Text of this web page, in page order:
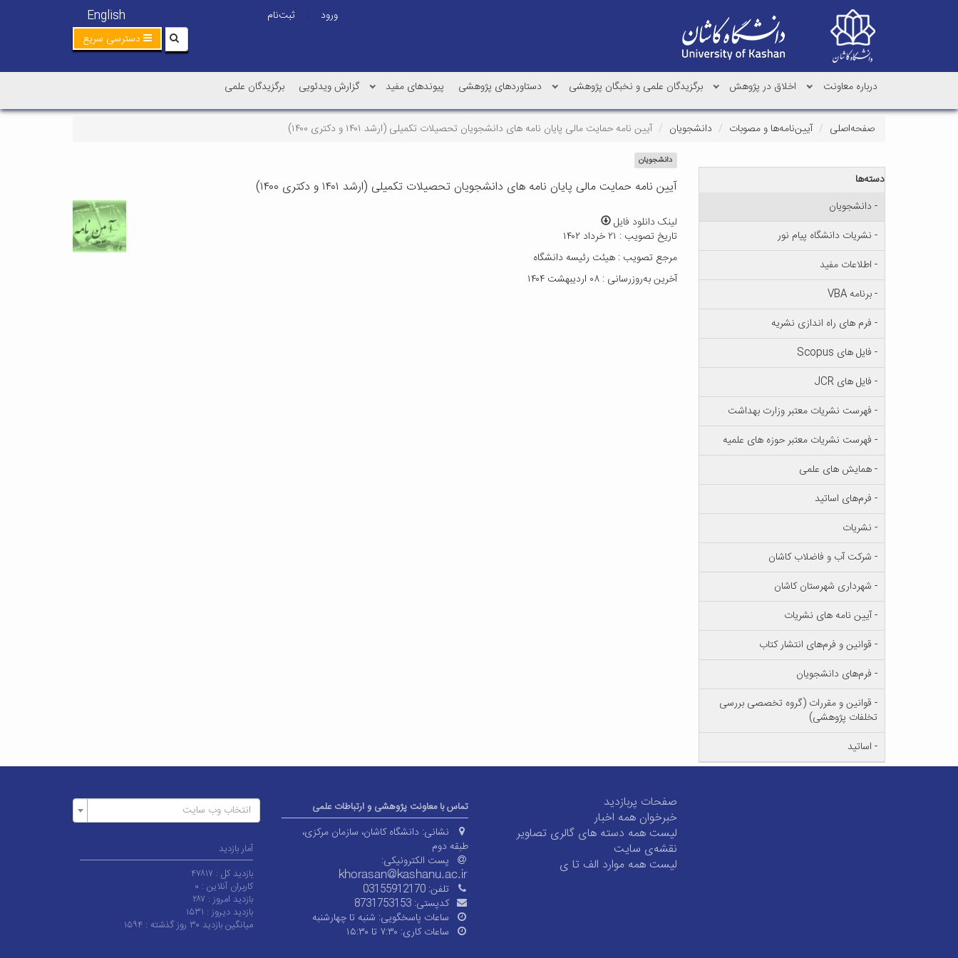
English ورود |
ثبت‌نام
دسترسی سریع
درباره معاونت اخلاق در پژوهش برگزیدگان علمی و نخبگان پژوهشی دستاوردهای پژوهشی پیوندهای مفید گزارش ویدئویی برگزیدگان علمی
صفحه‌اصلی آیین‌نامه‌ها و مصوبات دانشجویان آیین نامه حمایت مالی پایان نامه های دانشجویان تحصیلات تکمیلی (ارشد ۱۴۰۱ و دکتری ۱۴۰۰)
دانشجویان
آیین نامه حمایت مالی پایان نامه های دانشجویان تحصیلات تکمیلی (ارشد ۱۴۰۱ و دکتری ۱۴۰۰)
لینک دانلود فایل
تاریخ تصویب : ۲۱ خرداد ۱۴۰۲
مرجع تصویب : هیئت رئیسه دانشگاه
آخرین به‌روزرسانی : ۰۸ اردیبهشت ۱۴۰۴
دسته‌ها
- دانشجویان
- نشریات دانشگاه پیام نور
- اطلاعات مفید
- برنامه VBA
- فرم های راه اندازی نشریه
- فایل های Scopus
- فایل های JCR
- فهرست نشریات معتبر وزارت بهداشت
- فهرست نشریات معتبر حوزه های علمیه
- همایش های علمی
- فرم‌های اساتید
- نشریات
- شرکت آب و فاضلاب کاشان
- شهرداری شهرستان کاشان
- آیین نامه های نشریات
- قوانین و فرم‌های انتشار کتاب
- فرم‌های دانشجویان
- قوانین و مقررات (گروه تخصصی بررسی
تخلفات پژوهشی)
- اساتید
صفحات پربازدید
خبرخوان همه اخبار
لیست همه دسته های گالری تصاویر
نقشه‌ی سایت
لیست همه موارد الف تا ی
تماس با معاونت پژوهشی و ارتباطات علمی
نشانی: دانشگاه کاشان، سازمان مرکزی،
طبقه دوم
پست الکترونیکی:
تلفن: 03155912170
کدپستی: 8731753153
ساعات پاسخگویی: شنبه تا چهارشنبه
ساعات کاری: ۷:۳۰ تا ۱۵:۳۰
انتخاب وب سایت
آمار بازدید
بازدید کل : ۴۷۸۱۷
کاربران آنلاین : ۰
بازدید امروز : ۲۸۷
بازدید دیروز : ۱۵۳۱
میانگین بازدید ۳۰ روز گذشته :
۱۵۹۴